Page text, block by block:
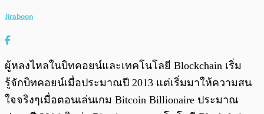
Jiraboon
ผู้หลงไหลในบิทคอยน์และเทคโนโลยี Blockchain เริ่ม
รู้จักบิทคอยน์เมื่อประมาณปี 2013 แต่เริ่มมาให้ความสน
ใจจริงๆเมื่อตอนเล่นเกม Bitcoin Billionaire ประมาณ